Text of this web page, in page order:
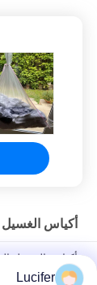
أكياس الغسيل
أكياس الغسيل
للتصرف للطب /
Lucifer